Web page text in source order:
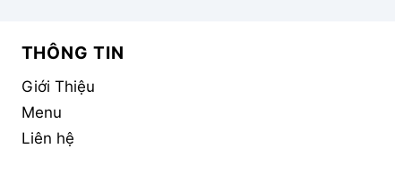
THÔNG TIN
Giới Thiệu
Menu
Liên hệ